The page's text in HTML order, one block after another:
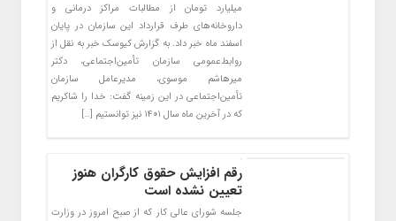
میلیارد تومان از مطالبات مراکز درمانی و
داروخانه‌های طرف قرارداد این سازمان در پایان
اسفند ماه خبر داد. به گزارش کیوسک خبر به نقل از
روابط‌عمومی سازمان تأمین‌اجتماعی، دکتر
میرهاشم موسوی، مدیرعامل سازمان
تأمین‌اجتماعی در این زمینه گفت: خدا را شاکریم
که در آخرین ماه سال ۱۴۰۱ نیز توانستیم […]
رقم افزایش حقوق کارگران هنوز
تعیین نشده است
جلسه شورای عالی کار که از صبح امروز در وزارت